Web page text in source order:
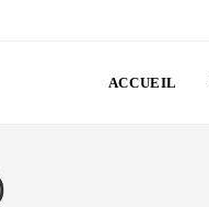
ACCUEIL